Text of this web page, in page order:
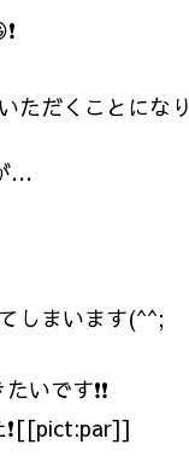
ただくことに
…
しまいます(^^;
いです❗❗
❗[[pict:par]]